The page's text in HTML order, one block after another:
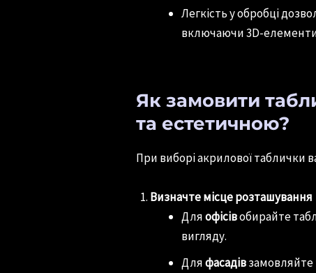
Легкість у обробці
включаючи 3D-
Як замовити
та естетичною?
При виборі акрилової таблички
Визначте місце розташування
Дляофісівобирайте
вигляду.
Дляфасадів